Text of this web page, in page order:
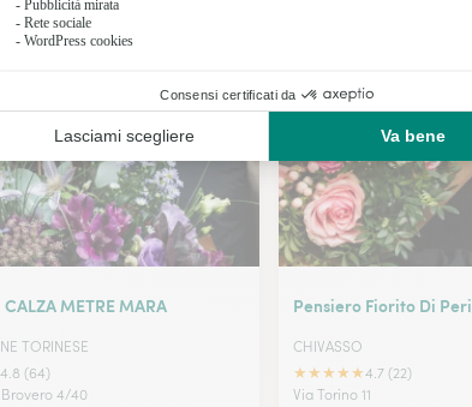
I nostri fioristi a Castelnuovo Don Bosco
CALZA METRE MARA
TORINESE
4.8 (64)
4/40
Pensiero Fiorito Di
CHIVASSO
★★★★★4.7 (22)
Via Torino 11